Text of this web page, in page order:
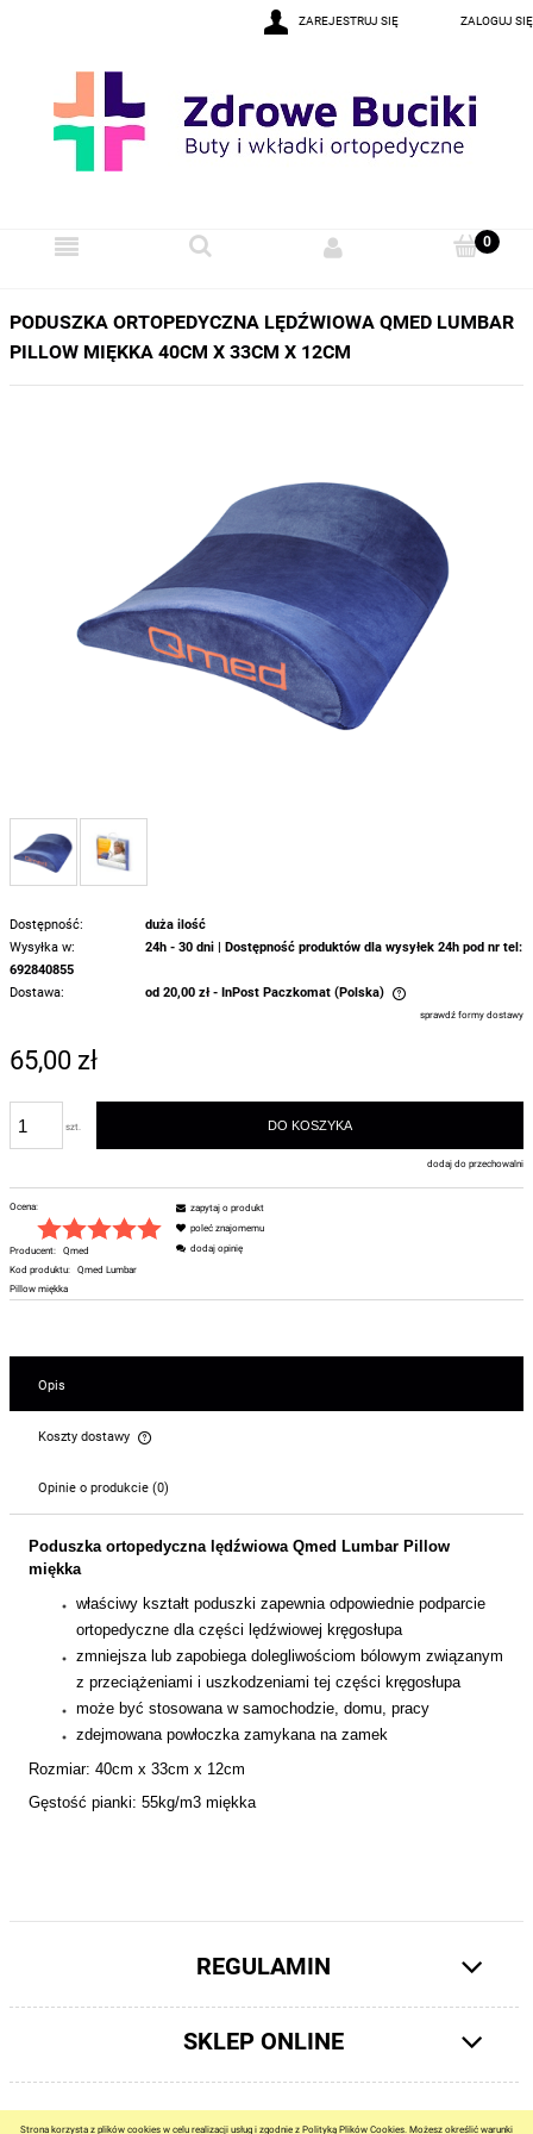
Strona korzysta z plików cookies w celu realizacji usług i zgodnie z Polityką Plików Cookies. Możesz określić warunki
ZAREJESTRUJ SIĘ ZALOGUJ SIĘ
PODUSZKA ORTOPEDYCZNA LĘDŹWIOWA QMED LUMBAR
PILLOW MIĘKKA 40CM X 33CM X 12CM
Dostępność:
duża ilość
Wysyłka w:
24h - 30 dni | Dostępność produktów dla wysyłek 24h pod nr tel:
692840855
Dostawa:
od 20,00 zł - InPost Paczkomat (Polska)
sprawdź formy dostawy
65,00 zł
szt. DO KOSZYKA
dodaj do przechowalni
Ocena:
Producent:
Qmed
Kod produktu:
Qmed Lumbar
Pillow miękka
zapytaj o produkt
poleć znajomemu
dodaj opinię
Opis
Koszty dostawy
Opinie o produkcie (0)
Poduszka ortopedyczna lędźwiowa Qmed Lumbar Pillow
miękka
właściwy kształt poduszki zapewnia odpowiednie podparcie
ortopedyczne dla części lędźwiowej kręgosłupa
zmniejsza lub zapobiega dolegliwościom bólowym związanym
z przeciążeniami i uszkodzeniami tej części kręgosłupa
może być stosowana w samochodzie, domu, pracy
zdejmowana powłoczka zamykana na zamek
Rozmiar: 40cm x 33cm x 12cm
Gęstość pianki: 55kg/m3 miękka
REGULAMIN
SKLEP ONLINE
pokaż pełną wersję strony